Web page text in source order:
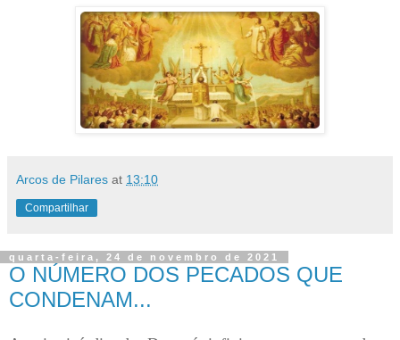
Arcos de Pilares at 13:10
Compartilhar
quarta-feira, 24 de novembro de 2021
O NÚMERO DOS PECADOS QUE
CONDENAM...